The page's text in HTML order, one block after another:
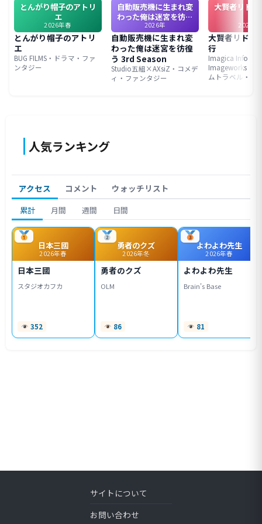
とんがり帽子のアトリ
エ
2026年春
とんがり帽子のアトリ
エ
BUG FILMS・ドラマ・ファ
ンタジー
自動販売機に生まれ変
わった俺は迷宮を彷徨
う 3rd Season
2026年
自動販売機に生まれ変
わった俺は迷宮を彷徨
う 3rd Season
Studio五組×AXsiZ・コメデ
ィ・ファンタジー
大賢者リド
2026年
大賢者リドル
行
Imagica Infos／
Imageworks
ムトラベル・フ
人気ランキング
アクセス コメント ウォッチリスト
累計 月間 週間 日間
日本三國
2026年春
日本三國
スタジオカフカ
352
勇者のクズ
2026年冬
勇者のクズ
OLM
86
よわよわ先生
2026年春
よわよわ先生
Brain's Base
81
サイトについて
お問い合わせ